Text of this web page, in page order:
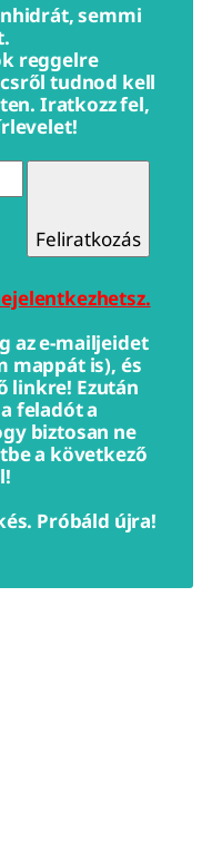
semmi
reggelre
tudnod kell
Iratkozz fel,
Feliratkozás
az e-mailjeidet
mappát is), és
linkre! Ezután
feladót a
biztosan ne
a következő
Próbáld újra!